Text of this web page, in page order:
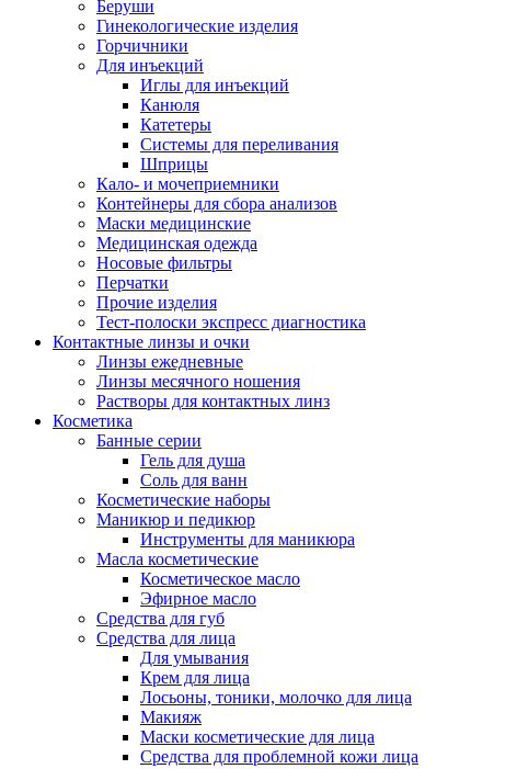
Беруши
Гинекологические изделия
Горчичники
Для инъекций
Иглы для инъекций
Канюля
Катетеры
Системы для переливания
Шприцы
Кало- и мочеприемники
Контейнеры для сбора анализов
Маски медицинские
Медицинская одежда
Носовые фильтры
Перчатки
Прочие изделия
Тест-полоски экспресс диагностика
Контактные линзы и очки
Линзы ежедневные
Линзы месячного ношения
Растворы для контактных линз
Косметика
Банные серии
Гель для душа
Соль для ванн
Косметические наборы
Маникюр и педикюр
Инструменты для маникюра
Масла косметические
Косметическое масло
Эфирное масло
Средства для губ
Средства для лица
Для умывания
Крем для лица
Лосьоны, тоники, молочко для лица
Макияж
Маски косметические для лица
Средства для проблемной кожи лица